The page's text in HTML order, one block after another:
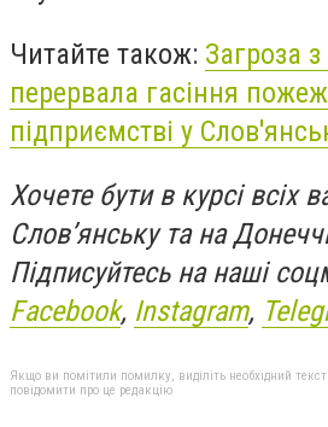
Читайте також: Загроза з
перервала гасіння
підприємстві у
Хочете бути в курсі всіх
Слов’янську та на
Підписуйтесь на наші
Facebook, Instagram,
Якщо ви помітили помилку, виділіть необхідний
повідомити про це редакцію